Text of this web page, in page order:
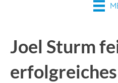
Joel Sturm